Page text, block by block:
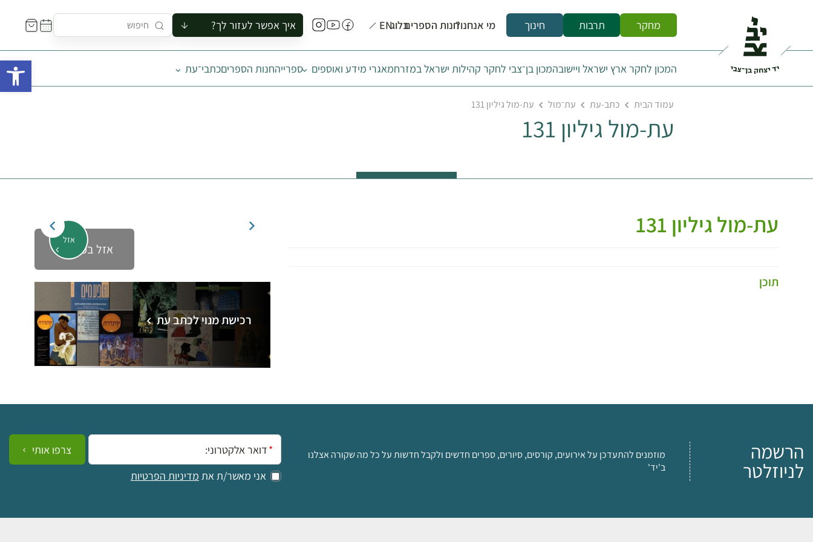
מחקר תרבות חינוך מי אנחנו?חנות הספריםבלוגEN איך אפשר לעזור לך?
להזמין סיור לקבוצה
להירשם לסיור
להירשם לקורס
המכון לחקר ארץ ישראל ויישובהמכון בן־צבי לחקר קהילות ישראל במזרחמאגרי מידע ואוספים ספרייהחנות הספריםכתבי־עת
עמוד הבית כתב-עת עת־מול עת-מול גיליון 131
עת-מול גיליון 131
עת-מול גיליון 131
תוכן
אזל
אזל במלאי
רכישת מנוי לכתב עת
הרשמה
לניוזלטר
מוזמנים להתעדכן על אירועים, קורסים, סיורים, ספרים חדשים ולקבל חדשות על כל מה שקורה אצלנו
ב'יד'
אימייל:
אני מאשר/ת את מדיניות הפרטיות
צרפו אותי